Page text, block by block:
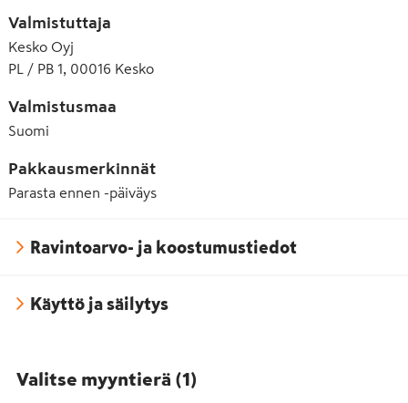
Valmistuttaja
Kesko Oyj
PL / PB 1, 00016 Kesko
Valmistusmaa
Suomi
Pakkausmerkinnät
Parasta ennen -päiväys
Ravintoarvo- ja koostumustiedot
Käyttö ja säilytys
Valitse myyntierä (1 )